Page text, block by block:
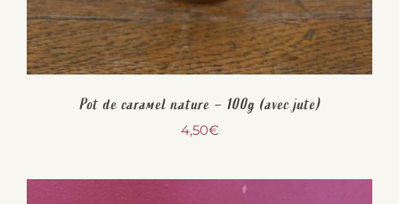
Pot de caramel nature – 100g (avec jute)
4,50€